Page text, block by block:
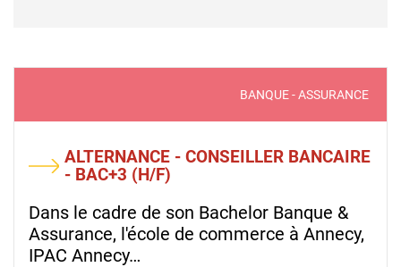
ALTERNANCE - CONSEILLER BANCAIRE
- BAC+3 (H/F)
BANQUE - ASSURANCE
Dans le cadre de son Bachelor Banque &
Assurance, l'école de commerce à Annecy,
IPAC Annecy…